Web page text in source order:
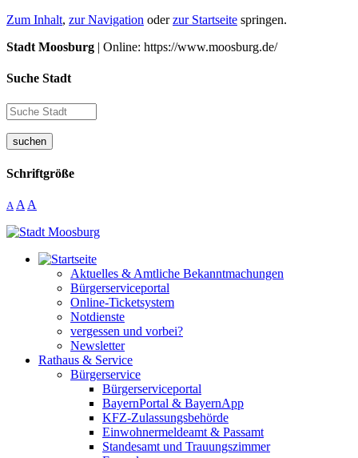
Zum Inhalt, zur Navigation oderzur Startseite springen.
Stadt Moosburg | Online: https://www.moosburg.de/
Suche Stadt
suchen
Schriftgröße
A A A
Aktuelles & Amtliche Bekanntmachungen
Bürgerserviceportal
Online-Ticketsystem
Notdienste
vergessen und vorbei?
Newsletter
Rathaus & Service
Bürgerservice
Bürgerserviceportal
BayernPortal & BayernApp
KFZ-Zulassungsbehörde
Einwohnermeldeamt & Passamt
Standesamt und Trauungszimmer